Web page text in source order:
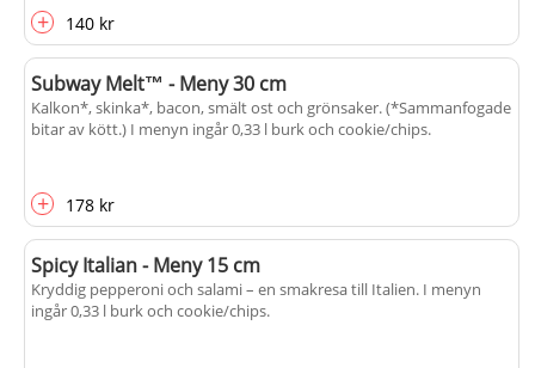
+ 140 kr
Subway Melt™ - Meny 30 cm
Kalkon*, skinka*, bacon, smält ost och grönsaker. (*Sammanfogade
bitar av kött.) I menyn ingår 0,33 l burk och cookie/chips.
+ 178 kr
Spicy Italian - Meny 15 cm
Kryddig pepperoni och salami – en smakresa till Italien. I menyn
ingår 0,33 l burk och cookie/chips.